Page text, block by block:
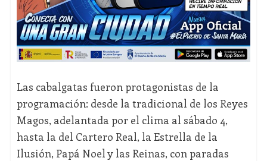
Las cabalgatas fueron protagonistas de la
programación: desde la tradicional de los Reyes
Magos, adelantada por el clima al sábado 4,
hasta la del Cartero Real, la Estrella de la
Ilusión, Papá Noel y las Reinas, con paradas